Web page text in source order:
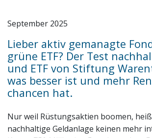
September 2025
Lieber aktiv gemanagte
grüne ETF? Der Test
und ETF von Stiftung
was besser ist und mehr
chancen hat.
Nur weil Rüstungs­aktien boomen,
nach­haltige Geld­anlage keinen mehr